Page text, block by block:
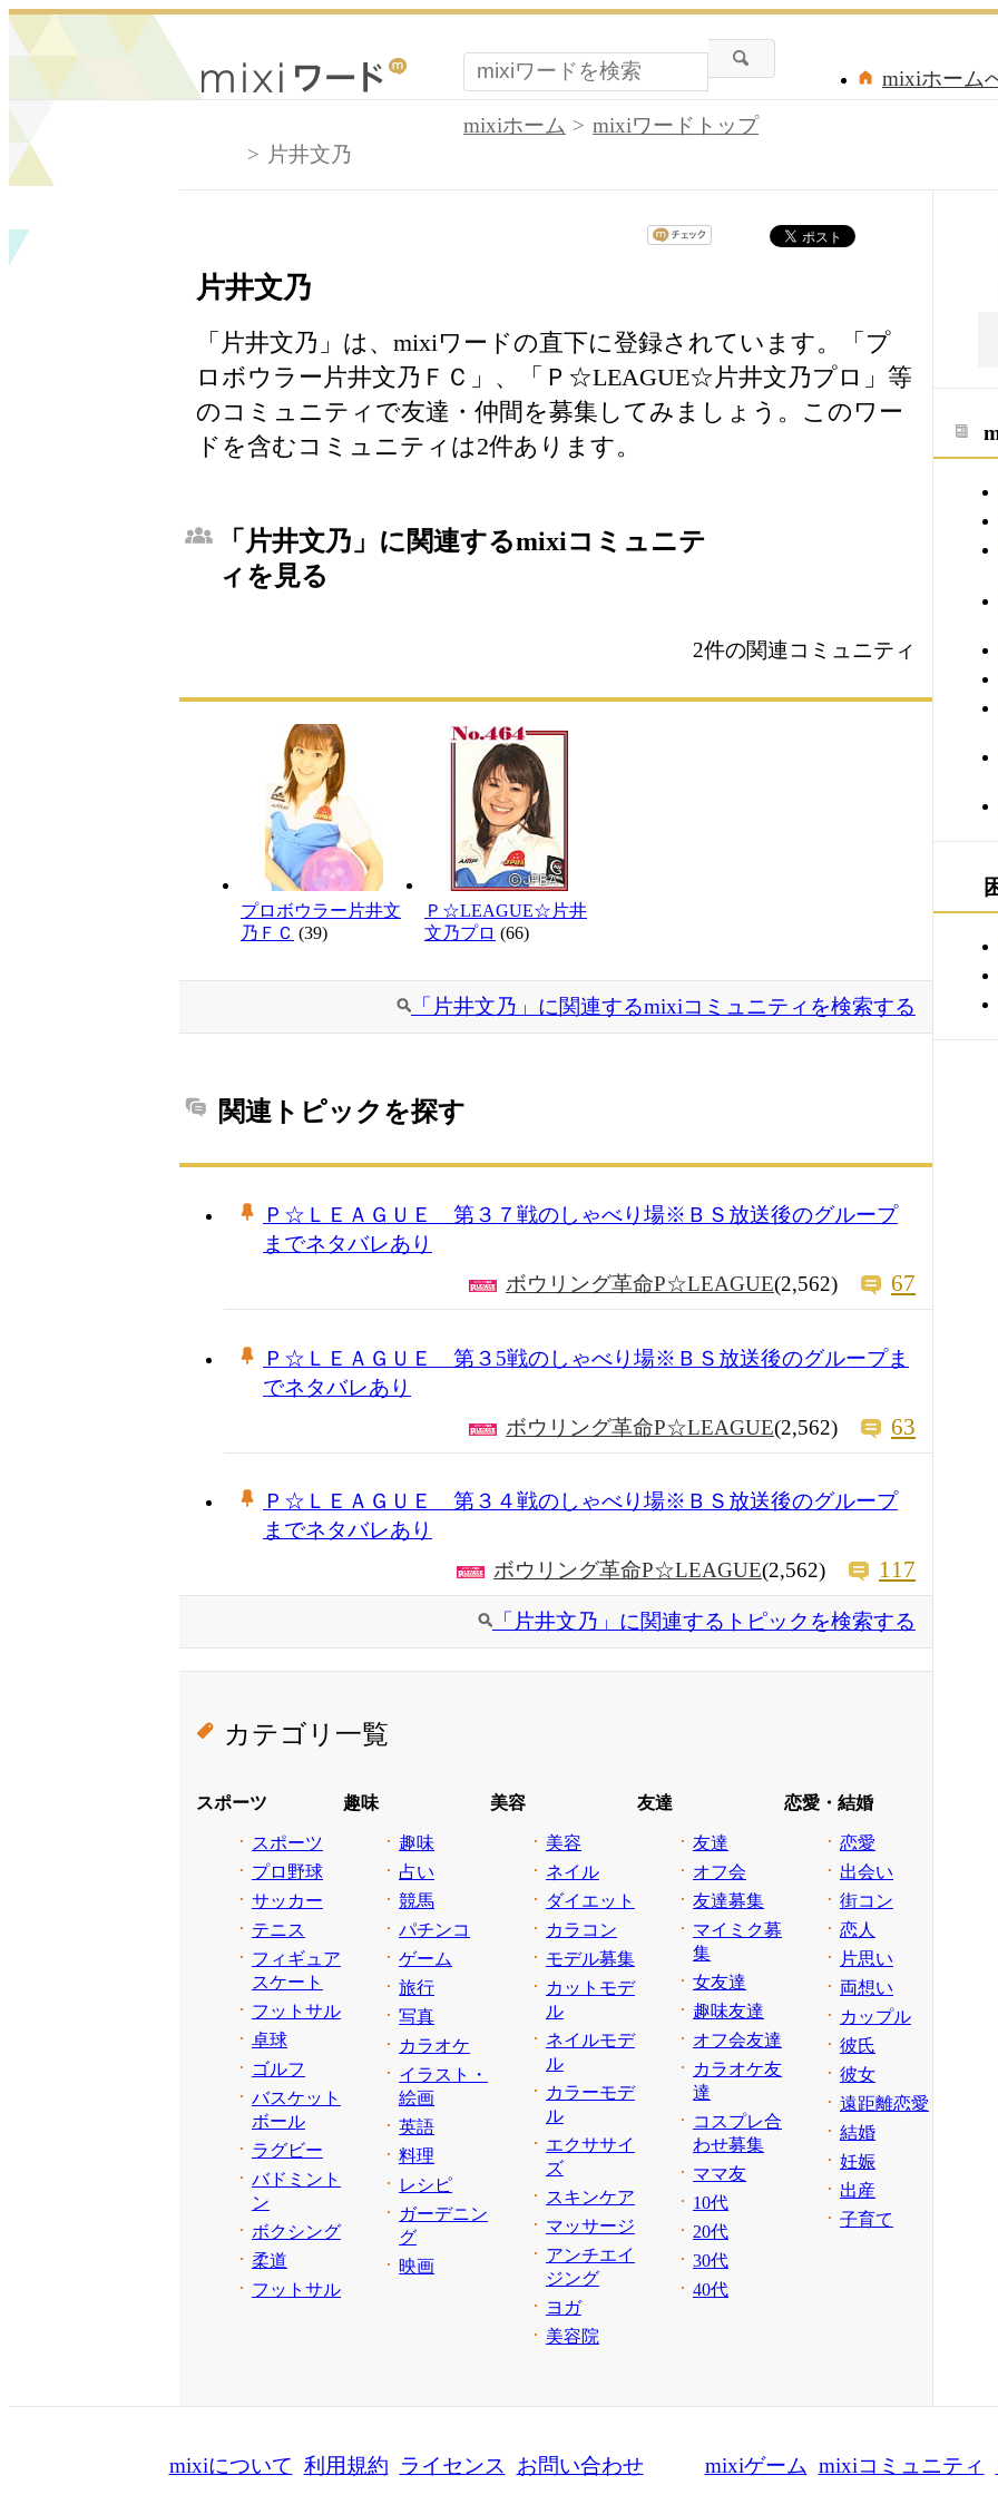
mixiホーム
mixiホーム
mixiワードトップ
片井文乃
片井文乃
「片井文乃」は、mixiワードの直下に登録されています。「プ
ロボウラー片井文乃ＦＣ」、「Ｐ☆LEAGUE☆片井文乃プロ」等
のコミュニティで友達・仲間を募集してみましょう。このワー
ドを含むコミュニティは2件あります。
「片井文乃」に関連するmixiコミュニテ
ィを見る
2件の関連コミュニティ
プロボウラー片井文
乃ＦＣ (39)
Ｐ☆LEAGUE☆片井
文乃プロ (66)
「片井文乃」に関連するmixiコミュニティを検索する
関連トピックを探す
Ｐ☆ＬＥＡＧＵＥ 第３７戦のしゃべり場※ＢＳ放送後のグループ
までネタバレあり
ボウリング革命P☆LEAGUE(2,562) 67
Ｐ☆ＬＥＡＧＵＥ 第３5戦のしゃべり場※ＢＳ放送後のグループま
でネタバレあり
ボウリング革命P☆LEAGUE(2,562) 63
Ｐ☆ＬＥＡＧＵＥ 第３４戦のしゃべり場※ＢＳ放送後のグループ
までネタバレあり
ボウリング革命P☆LEAGUE(2,562) 117
「片井文乃」に関連するトピックを検索する
カテゴリ一覧
スポーツ
スポーツ
プロ野球
サッカー
テニス
フィギュア
スケート
フットサル
卓球
ゴルフ
バスケット
ボール
ラグビー
バドミント
ン
ボクシング
柔道
フットサル
趣味
趣味
占い
競馬
パチンコ
ゲーム
旅行
写真
カラオケ
イラスト・
絵画
英語
料理
レシピ
ガーデニン
グ
映画
美容
美容
ネイル
ダイエット
カラコン
モデル募集
カットモデ
ル
ネイルモデ
ル
カラーモデ
ル
エクササイ
ズ
スキンケア
マッサージ
アンチエイ
ジング
ヨガ
美容院
友達
友達
オフ会
友達募集
マイミク募
集
女友達
趣味友達
オフ会友達
カラオケ友
達
コスプレ合
わせ募集
ママ友
10代
20代
30代
40代
恋愛・結婚
恋愛
出会い
街コン
恋人
片思い
両想い
カップル
彼氏
彼女
遠距離恋愛
結婚
妊娠
出産
子育て
mixiについて 利用規約 ライセンス お問い合わせ mixiゲーム mixiコミュニティ